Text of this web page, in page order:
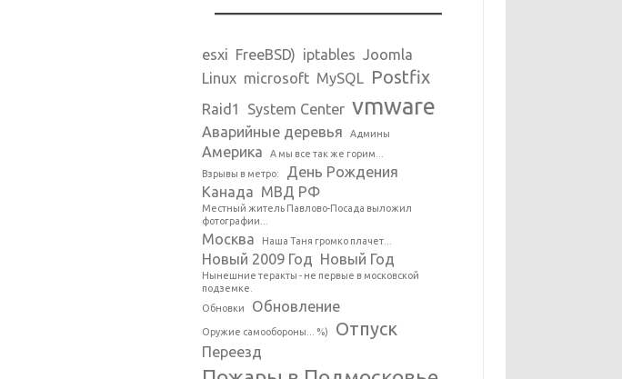
esxi FreeBSD) iptables Joomla
Linux microsoft MySQL Postfix
Raid1 System Center vmware
Аварийные деревья Админы
Америка
А мы все так же горим...
Взрывы в метро:
День Рождения
Канада МВД РФ
Местный житель Павлово-Посада выложил
фотографии...
Москва Наша Таня громко плачет...
Новый 2009 Год Новый Год
Нынешние теракты - не первые в московской
подземке.
Обновки
Обновление
Оружие самообороны... %) Отпуск
Переезд